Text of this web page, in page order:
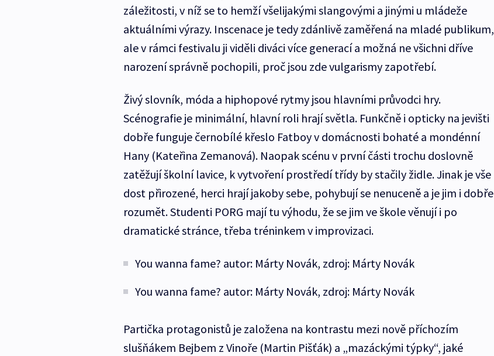
záležitosti, v níž se to hemží všelijakými slangovými a jinými u mládeže
aktuálními výrazy. Inscenace je tedy zdánlivě zaměřená na mladé publikum,
ale v rámci festivalu ji viděli diváci více generací a možná ne všichni dříve
narození správně pochopili, proč jsou zde vulgarismy zapotřebí.
Živý slovník, móda a hiphopové rytmy jsou hlavními průvodci hry.
Scénografie je minimální, hlavní roli hrají světla. Funkčně i opticky na jevišti
dobře funguje černobílé křeslo Fatboy v domácnosti bohaté a mondénní
Hany (Kateřina Zemanová). Naopak scénu v první části trochu doslovně
zatěžují školní lavice, k vytvoření prostředí třídy by stačily židle. Jinak je vše
dost přirozené, herci hrají jakoby sebe, pohybují se nenuceně a je jim i dobře
rozumět. Studenti PORG mají tu výhodu, že se jim ve škole věnují i po
dramatické stránce, třeba tréninkem v improvizaci.
You wanna fame? autor: Márty Novák, zdroj: Márty Novák
You wanna fame? autor: Márty Novák, zdroj: Márty Novák
Partička protagonistů je založena na kontrastu mezi nově příchozím
slušňákem Bejbem z Vinoře (Martin Pišťák) a „mazáckými týpky“, jaké